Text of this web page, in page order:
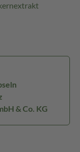
& Co. KG